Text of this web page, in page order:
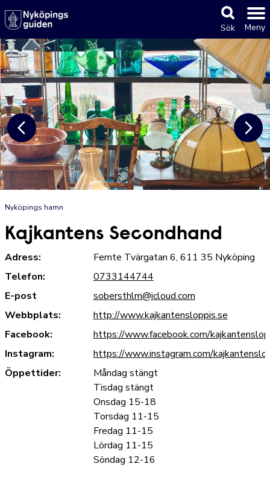
Sök Meny
Nyköpings hamn
Kajkantens Secondhand
Adress:
Femte Tvärgatan 6, 611 35 Nyköping
Telefon:
0733144744
E-post
sobersthlm@icloud.com
Webbplats:
http://www.kajkantensloppis.se
Facebook:
https://www.facebook.com/
Instagram:
https://www.instagram.com/
Öppettider:
Måndag stängt
Tisdag stängt
Onsdag 15-18
Torsdag 11-15
Fredag 11-15
Lördag 11-15
Söndag 12-16